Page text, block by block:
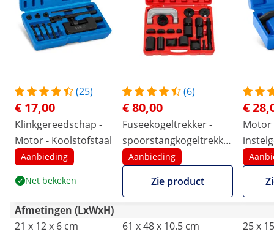
(25)
€ 17,00
Klinkgereedschap -
Motor - Koolstofstaal
Aanbieding
Net bekeken
(6)
€ 80,00
Fuseekogeltrekker -
spoorstangkogeltrekker
- kogelgewrichttrekker -
voor transporters, pick-
ups, vans of SUV's - 21-
Aanbieding
Zie product
€
Motor
1.0 /
Afmetingen (LxWxH)
21 x 12 x 6 cm
61 x 48 x 10.5 cm
25 x